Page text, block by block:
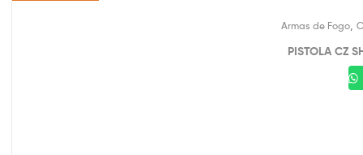
Armas de Fogo,
PISTOLA CZ